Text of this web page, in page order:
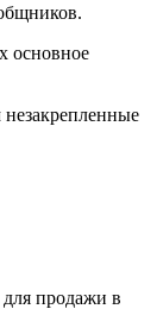
основное
продажи в